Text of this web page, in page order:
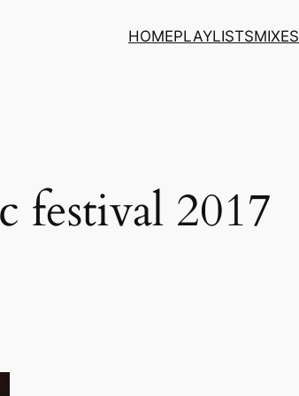
HOMEPLAYLISTSMIXES
festival 2017